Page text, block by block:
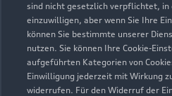
sind nicht gesetzlich verpflichtet, in
einzuwilligen, aber wenn Sie Ihre
können Sie bestimmte unserer
nutzen. Sie können Ihre Cookie-
aufgeführten Kategorien von
Einwilligung jederzeit mit Wirkung
widerrufen. Für den Widerruf der
Service
Geschlossen,öffnet